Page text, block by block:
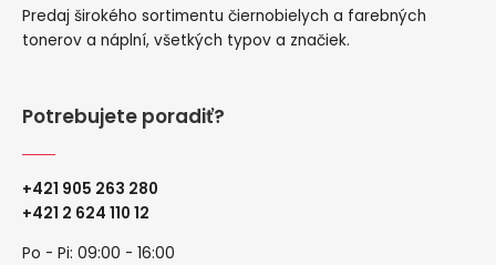
Predaj širokého sortimentu čiernobielych a farebných
tonerov a náplní, všetkých typov a značiek.
Potrebujete poradiť?
+421 905 263 280
+421 2 624 110 12
Po - Pi: 09:00 - 16:00